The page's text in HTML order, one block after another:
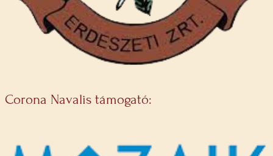
Corona Navalis támogató: